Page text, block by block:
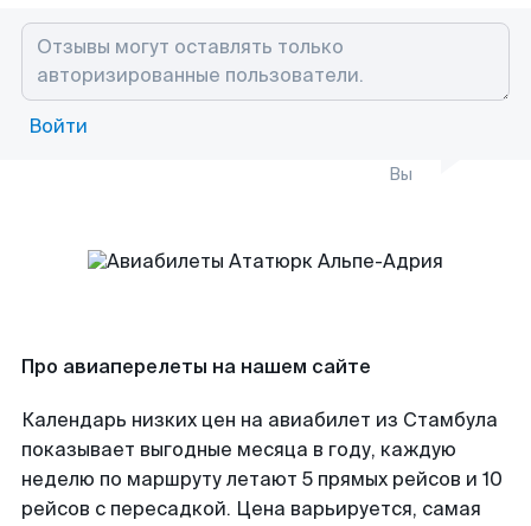
Войти
Вы
Про авиаперелеты на нашем сайте
Календарь низких цен на авиабилет из Стамбула
показывает выгодные месяца в году, каждую
неделю по маршруту летают 5 прямых рейсов и 10
рейсов с пересадкой. Цена варьируется, самая